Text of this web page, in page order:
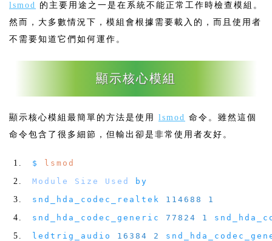
lsmod 的主要用途之一是在系統不能正常工作時檢查模組。
然而，大多數情況下，模組會根據需要載入的，而且使用者
不需要知道它們如何運作。
顯示核心模組
顯示核心模組最簡單的方法是使用 lsmod 命令。雖然這個
命令包含了很多細節，但輸出卻是非常使用者友好。
$
lsmod
Module
Size Used
by
snd_hda_codec_realtek 114688
1
snd_hda_codec_generic 77824 1
ledtrig_audio 16384 2